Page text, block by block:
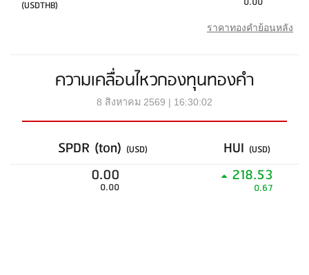
(USDTHB)
ราคาทองคำย้อนหลัง
ความเคลื่อนไหวกองทุนทองคำ
8 สิงหาคม 2569 | 16:30:02
SPDR (ton) (USD) HUI (USD)
0.00
0.00
218.53
0.67